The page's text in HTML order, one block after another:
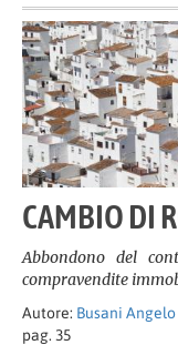
CAMBIO DI
Abbondono del
compravendite
Autore: Busani Angelo
pag. 35